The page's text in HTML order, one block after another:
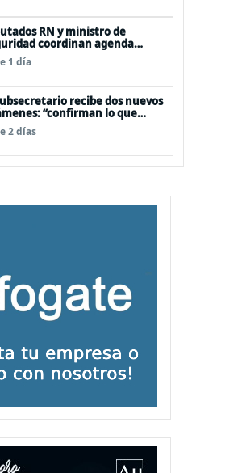
RN y ministro de
coordinan agenda
y fast track de
1 día
recibe dos nuevos
“confirman lo que
he dicho que no consumo
2 días